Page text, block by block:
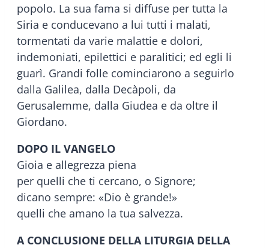
popolo. La sua fama si diffuse per tutta la
Siria e conducevano a lui tutti i malati,
tormentati da varie malattie e dolori,
indemoniati, epilettici e paralitici; ed egli li
guarì. Grandi folle cominciarono a seguirlo
dalla Galilea, dalla Decàpoli, da
Gerusalemme, dalla Giudea e da oltre il
Giordano.
DOPO IL VANGELO
Gioia e allegrezza piena
per quelli che ti cercano, o Signore;
dicano sempre: «Dio è grande!»
quelli che amano la tua salvezza.
A CONCLUSIONE DELLA LITURGIA DELLA